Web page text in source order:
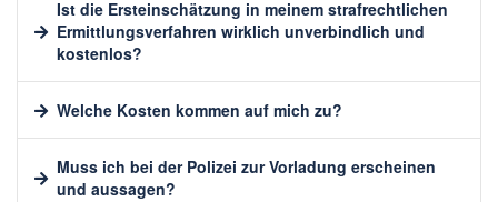
Ist die Ersteinschätzung in meinem strafrechtlichen
Ermittlungsverfahren wirklich unverbindlich und
kostenlos?
Welche Kosten kommen auf mich zu?
Muss ich bei der Polizei zur Vorladung erscheinen
und aussagen?